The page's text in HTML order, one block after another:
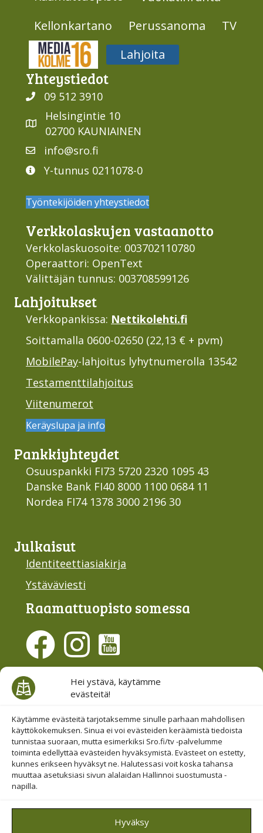
Hei ystävä, käytämme
evästeitä!
Käytämme evästeitä tarjotaksemme sinulle parhaan mahdollisen
käyttökokemuksen. Sinua ei voi evästeiden keräämistä tiedoista
tunnistaa suoraan, mutta esimerkiksi Sro.fi/tv -palvelumme
toiminta edellyttää evästeiden hyväksymistä. Evästeet on estetty,
kunnes erikseen hyväksyt ne. Halutessasi voit koska tahansa
muuttaa asetuksiasi sivun alalaidan Hallinnoi suostumusta -
napilla.
Hyväksy
Kellonkartano
Perussanoma
TV
Media316
Lahjoita
Yhteys­tiedot
09 512 3910
Helsingintie 10
02700 KAUNIAINEN
info@sro.fi
Y-tunnus 0211078-0
Työntekijöiden yhteystiedot
Verkko­laskujen vastaan­otto
Verkkolaskuosoite: 003702110780
Operaattori: OpenText
Välittäjän tunnus: 003708599126
Lahjoi­tukset
Verkkopankissa: Nettikolehti.fi
Soittamalla 0600-02650 (22,13 € + pvm)
MobilePay-lahjoitus lyhytnumerolla 13542
Testamenttilahjoitus
Viitenumerot
Keräyslupa ja info
Pankki­yhteydet
Osuuspankki FI73 5720 2320 1095 43
Danske Bank FI40 8000 1100 0684 11
Nordea FI74 1378 3000 2196 30
Julkaisut
Identiteettiasiakirja
Ystäväviesti
Raamattu­opisto somessa
Evästesuostumus
Hallinnoi evästeitä
Etsi sivuiltamme
© 2019-2026 Suomen Raamattuopiston Säätiö